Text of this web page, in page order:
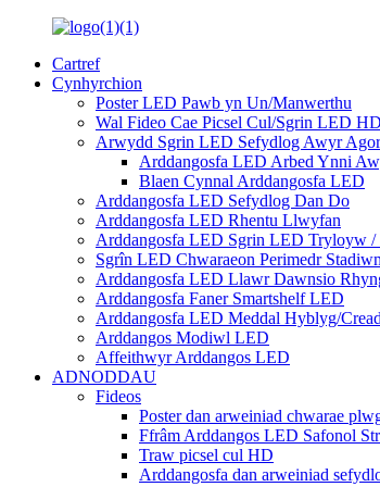
Cartref
Cynhyrchion
Poster LED Pawb yn Un/Manwerthu
Wal Fideo Cae Picsel Cul/Sgrin LED HD
Arwydd Sgrin LED Sefydlog Awyr
Arddangosfa LED Arbed Ynni
Blaen Cynnal Arddangosfa LED
Arddangosfa LED Sefydlog Dan Do
Arddangosfa LED Rhentu Llwyfan
Arddangosfa LED Sgrin LED Tryloyw /
Sgrîn LED Chwaraeon Perimedr
Arddangosfa LED Llawr Dawnsio
Arddangosfa Faner Smartshelf LED
Arddangosfa LED Meddal Hyblyg/
Arddangos Modiwl LED
Affeithwyr Arddangos LED
ADNODDAU
Fideos
Poster dan arweiniad chwarae
Ffrâm Arddangos LED Safonol
Traw picsel cul HD
Arddangosfa dan arweiniad